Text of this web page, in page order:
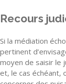
Recours
Si la médiation
pertinent
moyen de saisir le
et, le cas échéant,